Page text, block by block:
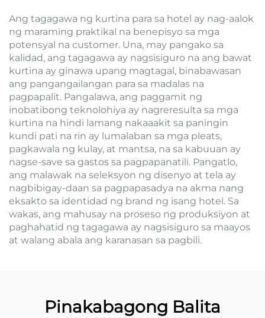
Ang tagagawa ng kurtina para sa hotel ay nag-aalok
ng maraming praktikal na benepisyo sa mga
potensyal na customer. Una, may pangako sa
kalidad, ang tagagawa ay nagsisiguro na ang bawat
kurtina ay ginawa upang magtagal, binabawasan
ang pangangailangan para sa madalas na
pagpapalit. Pangalawa, ang paggamit ng
inobatibong teknolohiya ay nagreresulta sa mga
kurtina na hindi lamang nakaaakit sa paningin
kundi pati na rin ay lumalaban sa mga pleats,
pagkawala ng kulay, at mantsa, na sa kabuuan ay
nagse-save sa gastos sa pagpapanatili. Pangatlo,
ang malawak na seleksyon ng disenyo at tela ay
nagbibigay-daan sa pagpapasadya na akma nang
eksakto sa identidad ng brand ng isang hotel. Sa
wakas, ang mahusay na proseso ng produksiyon at
paghahatid ng tagagawa ay nagsisiguro sa maayos
at walang abala ang karanasan sa pagbili.
Pinakabagong Balita